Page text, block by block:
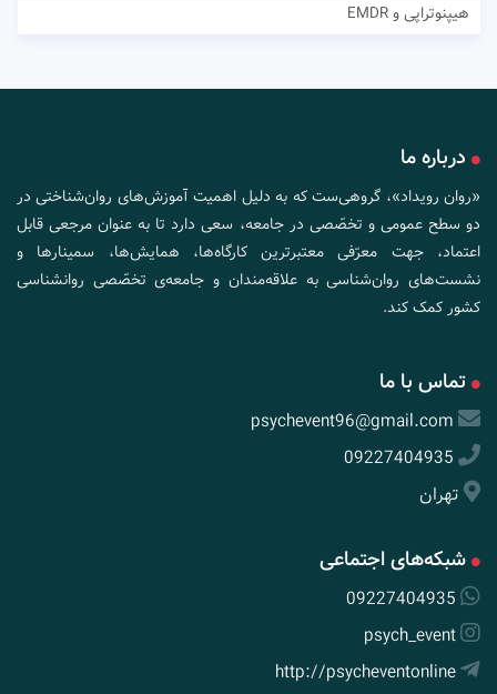
هیپنوتراپی و EMDR
درباره ما
«روان رویداد»، گروهی‌ست که به دلیل اهمیت آموزش‌های روان‌شناختی در
دو سطح عمومی و تخصّصی در جامعه، سعی دارد تا به عنوان مرجعی قابل
اعتماد، جهت معرّفی معتبرترین کارگاه‌ها، همایش‌ها، سمینارها و
نشست‌های روان‌شناسی به علاقه‌مندان و جامعه‌ی تخصّصی روانشناسی
کشور کمک کند.
تماس با ما
psychevent96@gmail.com
09227404935
تهران
شبکه‌های اجتماعی
09227404935
psych_event
http://psycheventonline